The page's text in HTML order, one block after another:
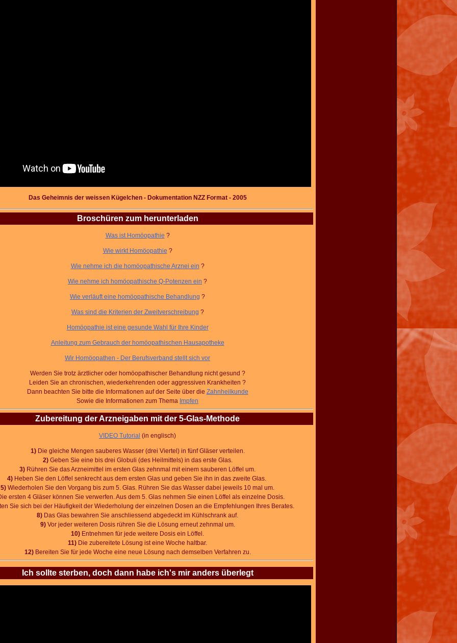
Das Geheimnis der weissen Kügelchen - Dokumentation NZZ Format - 2005
Broschüren zum herunterladen
Was ist Homöopathie ?
Wie wirkt Homöopathie ?
Wie nehme ich die homöopathische Arznei ein ?
Wie nehme ich homöopathische Q-Potenzen ein ?
Wie verläuft eine homöopathische Behandlung ?
Was sind die Kriterien der Zweitverschreibung ?
Homöopathie ist eine gesunde Wahl für Ihre Kinder
Anleitung zum Gebrauch der homöopathischen Hausapotheke
Wir Homöopathen - Der Berufsverband stellt sich vor
Werden Sie trotz ärztlicher oder homöopathischer Behandlung nicht gesund ?
Leiden Sie an chronischen, wiederkehrenden oder aggressiven Krankheiten ?
Dann beachten Sie bitte die Informationen auf der Seite über die Zahnheilkunde
Sowie die Informationen zum Thema Impfen
Zubereitung der Arzneigaben mit der 5-Glas-Methode
VIDEO Tutorial (in englisch)
1)Die gleiche Mengen sauberes Wasser (drei Viertel) in fünf Gläser verteilen.
2) Geben Sie eine bis drei Globuli (des Heilmittels) in das erste Glas.
3) Rühren Sie das Arzneimittel im ersten Glas zehnmal mit einem sauberen Löffel um.
4) Heben Sie den Löffel senkrecht aus dem ersten Glas und geben Sie ihn in das zweite Glas.
5) Wiederholen Sie den Vorgang bis zum 5. Glas. Rühren Sie das Wasser dabei jeweils 10 mal um.
ersten 4 Gläser können Sie verwerfen. Aus dem 5. Glas nehmen Sie einen Löffel als einzelne Dosis.
Sie sich bei der Häufigkeit der Wiederholung der einzelnen Dosen an die Empfehlungen Ihres Berates.
8) Das Glas bewahren Sie anschliessend abgedeckt im Kühlschrank auf.
9) Vor jeder weiteren Dosis rühren Sie die Lösung erneut zehnmal um.
10) Entnehmen für jede weitere Dosis ein Löffel.
11) Die zubereitete Lösung ist eine Woche haltbar.
12) Bereiten Sie für jede Woche eine neue Lösung nach demselben Verfahren zu.
Ich sollte sterben, doch dann habe ich's mir anders überlegt